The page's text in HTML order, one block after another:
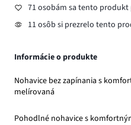
71 osobám sa tento produkt
11 osôb si prezrelo tento
Informácie o produkte
Nohavice bez zapínania s
melírovaná
Pohodlné nohavice s